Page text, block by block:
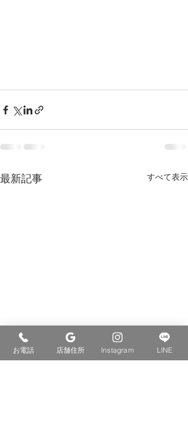
最新記事 すべて表示
お電話 店舗住所 Instagram LINE